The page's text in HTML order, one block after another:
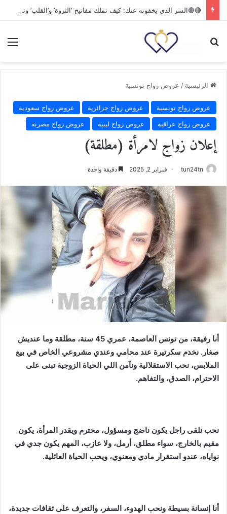
🔴🔴السر الذي يخفونه عنك: كيف تملك مفاتيح ‘الثروة’ و’القلب’ وتضمن مستقبلك بقرار واحد؟
الرئيسية / عروض زواج تونسية
عروض زواج تونسية عروض زواج جزائرية
عروض زواج سعودية
عروض زواج عراقية
عروض زواج ليبية عروض زواج مصرية
إعلان زواج لامرأة (مطلقة)
tun24tn فبراير 2, 2025 دقيقة واحدة
أنا رفيقة، من تونس العاصمة، عمري 45 سنة، مطلقة وما عنديش
صغار. نخدم سكرتيرة عند محامي وعندي مشروعي الخاص في بيع
الملابس، نحب الاستقلالية ونآمن اللي الحياة الزوجية تبنى على
الاحترام، الصدق، والتفاهم.
نحب نلقى راجل يكون ناضج ومسؤول، محترم ويقدر المرأة، يكون
مقيم بالخارج، سواء مطلق، أرمل، ولا عازب، المهم يكون جدي في
نواياه، عندو استقرار مادي ومعنوي، ويحب الحياة العائلية.
أنا إنسانة بسيطة ونحب الهدوء، السفر، والتعرف على ثقافات جديدة،